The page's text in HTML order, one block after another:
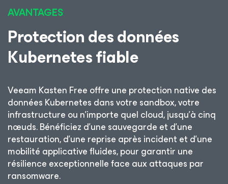
AVANTAGES
Protection des données
Kubernetes fiable
Veeam Kasten Free offre une protection native des
données Kubernetes dans votre sandbox, votre
infrastructure ou n’importe quel cloud, jusqu’à cinq
nœuds. Bénéficiez d’une sauvegarde et d’une
restauration, d’une reprise après incident et d’une
mobilité applicative fluides, pour garantir une
résilience exceptionnelle face aux attaques par
ransomware.